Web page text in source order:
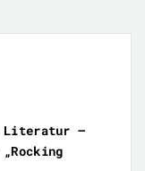
Literatur –